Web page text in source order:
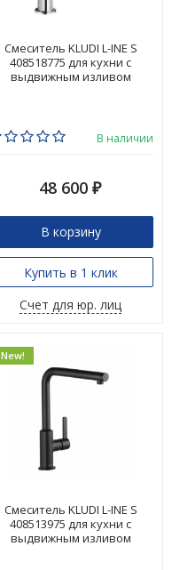
Смеситель KLUDI L-INE S
408518775 для кухни с
выдвижным изливом
В наличии
48 600 ₽
В корзину
Купить в 1 клик
Счет для юр. лиц
New!
Смеситель KLUDI L-INE S
408513975 для кухни с
выдвижным изливом